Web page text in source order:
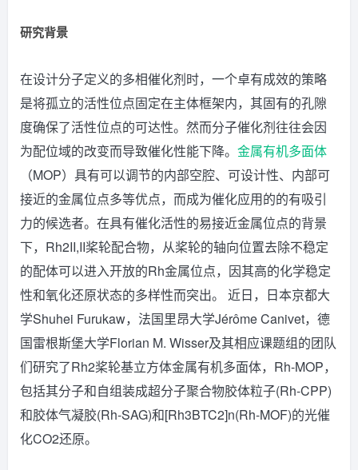
研究背景
在设计分子定义的多相催化剂时，一个卓有成效的策略
是将孤立的活性位点固定在主体框架内，其固有的孔隙
度确保了活性位点的可达性。然而分子催化剂往往会因
为配位域的改变而导致催化性能下降。 金属有机多面体
（MOP）具有可以调节的内部空腔、可设计性、内部可
接近的金属位点多等优点，而成为催化应用的的有吸引
力的候选者。在具有催化活性的易接近金属位点的背景
下，Rh2II,II桨轮配合物，从桨轮的轴向位置去除不稳定
的配体可以进入开放的Rh金属位点，因其高的化学稳定
性和氧化还原状态的多样性而突出。 近日，日本京都大
学Shuhei Furukaw，法国里昂大学Jérôme Canivet，德
国雷根斯堡大学Florian M. Wisser及其相应课题组的团队
们研究了Rh2桨轮基立方体金属有机多面体，Rh-MOP，
包括其分子和自组装成超分子聚合物胶体粒子(Rh-CPP)
和胶体气凝胶(Rh-SAG)和[Rh3BTC2]n(Rh-MOF)的光催
化CO2还原。